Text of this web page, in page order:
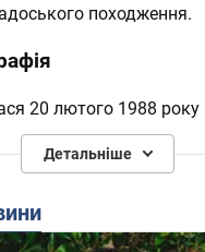
походження.
20 лютого 1988 року
принесли такі хіти, як
Love та багато інших.
Детальніше